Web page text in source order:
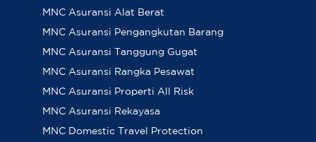
MNC Asuransi Alat Berat
MNC Asuransi Pengangkutan Barang
MNC Asuransi Tanggung Gugat
MNC Asuransi Rangka Pesawat
MNC Asuransi Properti All Risk
MNC Asuransi Rekayasa
MNC Domestic Travel Protection